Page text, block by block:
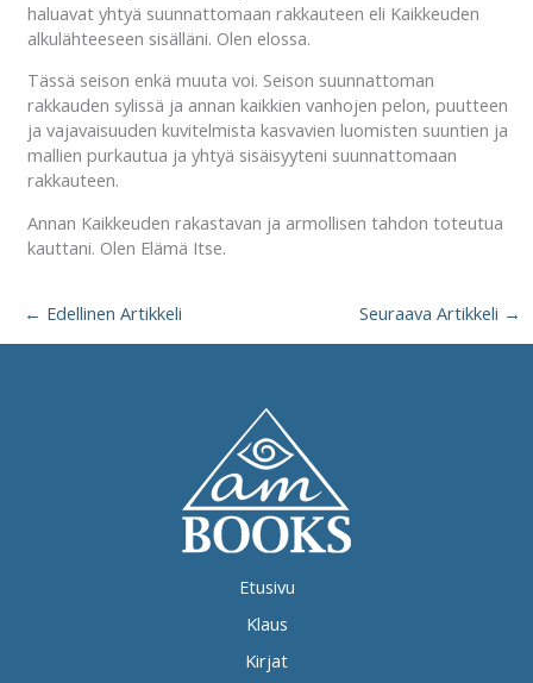
haluavat yhtyä suunnattomaan rakkauteen eli Kaikkeuden
alkulähteeseen sisälläni. Olen elossa.
Tässä seison enkä muuta voi. Seison suunnattoman
rakkauden sylissä ja annan kaikkien vanhojen pelon, puutteen
ja vajavaisuuden kuvitelmista kasvavien luomisten suuntien ja
mallien purkautua ja yhtyä sisäisyyteni suunnattomaan
rakkauteen.
Annan Kaikkeuden rakastavan ja armollisen tahdon toteutua
kauttani. Olen Elämä Itse.
← Edellinen Artikkeli Seuraava Artikkeli →
Etusivu
Klaus
Kirjat